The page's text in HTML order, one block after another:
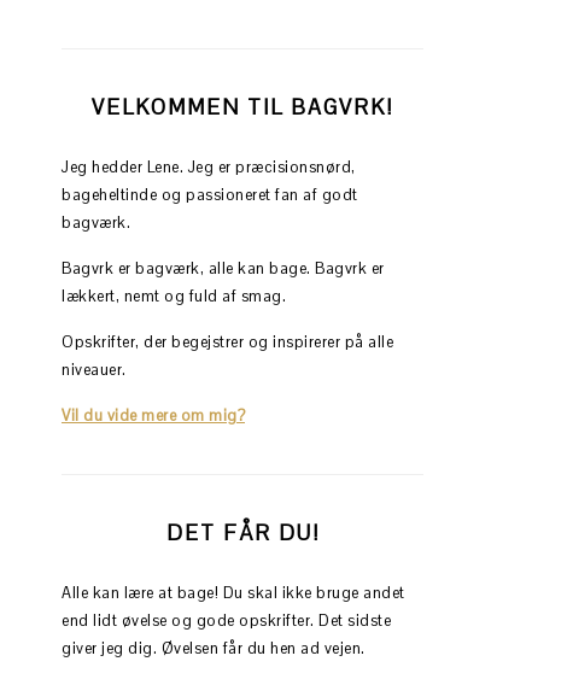
VELKOMMEN TIL BAGVRK!
Jeg hedder Lene. Jeg er præcisionsnørd,
bageheltinde og passioneret fan af godt
bagværk.
Bagvrk er bagværk, alle kan bage. Bagvrk er
lækkert, nemt og fuld af smag.
Opskrifter, der begejstrer og inspirerer på alle
niveauer.
Vil du vide mere om mig?
DET FÅR DU!
Alle kan lære at bage! Du skal ikke bruge andet
end lidt øvelse og gode opskrifter. Det sidste
giver jeg dig. Øvelsen får du hen ad vejen.